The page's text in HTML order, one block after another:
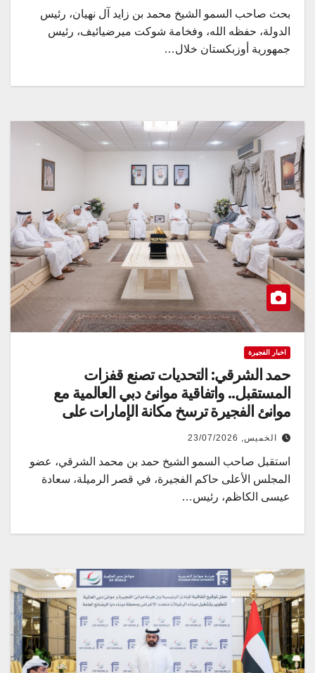
بحث صاحب السمو الشيخ محمد بن زايد آل نهيان، رئيس
الدولة، حفظه الله، وفخامة شوكت ميرضيائيف، رئيس
جمهورية أوزبكستان خلال…
اخبار الفجيرة
حمد الشرقي: التحديات تصنع قفزات
المستقبل.. واتفاقية موانئ دبي العالمية مع
موانئ الفجيرة ترسخ مكانة الإمارات على
خارطة التجارة الدولية
الخميس, 23/07/2026
استقبل صاحب السمو الشيخ حمد بن محمد الشرقي، عضو
المجلس الأعلى حاكم الفجيرة، في قصر الرميلة، سعادة
عيسى الكاظم، رئيس…